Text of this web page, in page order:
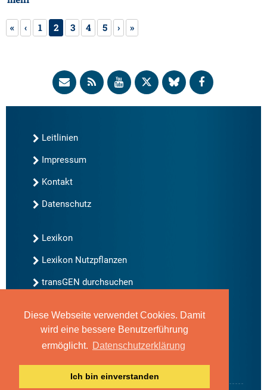
Diese Webseite verwendet Cookies. Damit
wird eine bessere Benutzerführung
ermöglicht. Datenschutzerklärung
Ich bin einverstanden
« ‹ 1 2 3 4 5 › »
Leitlinien
Impressum
Kontakt
Datenschutz
Lexikon
Lexikon Nutzpflanzen
transGEN durchsuchen
Neu bei transGEN